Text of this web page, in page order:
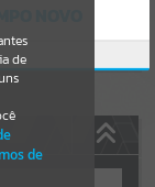
de
de
NOVO